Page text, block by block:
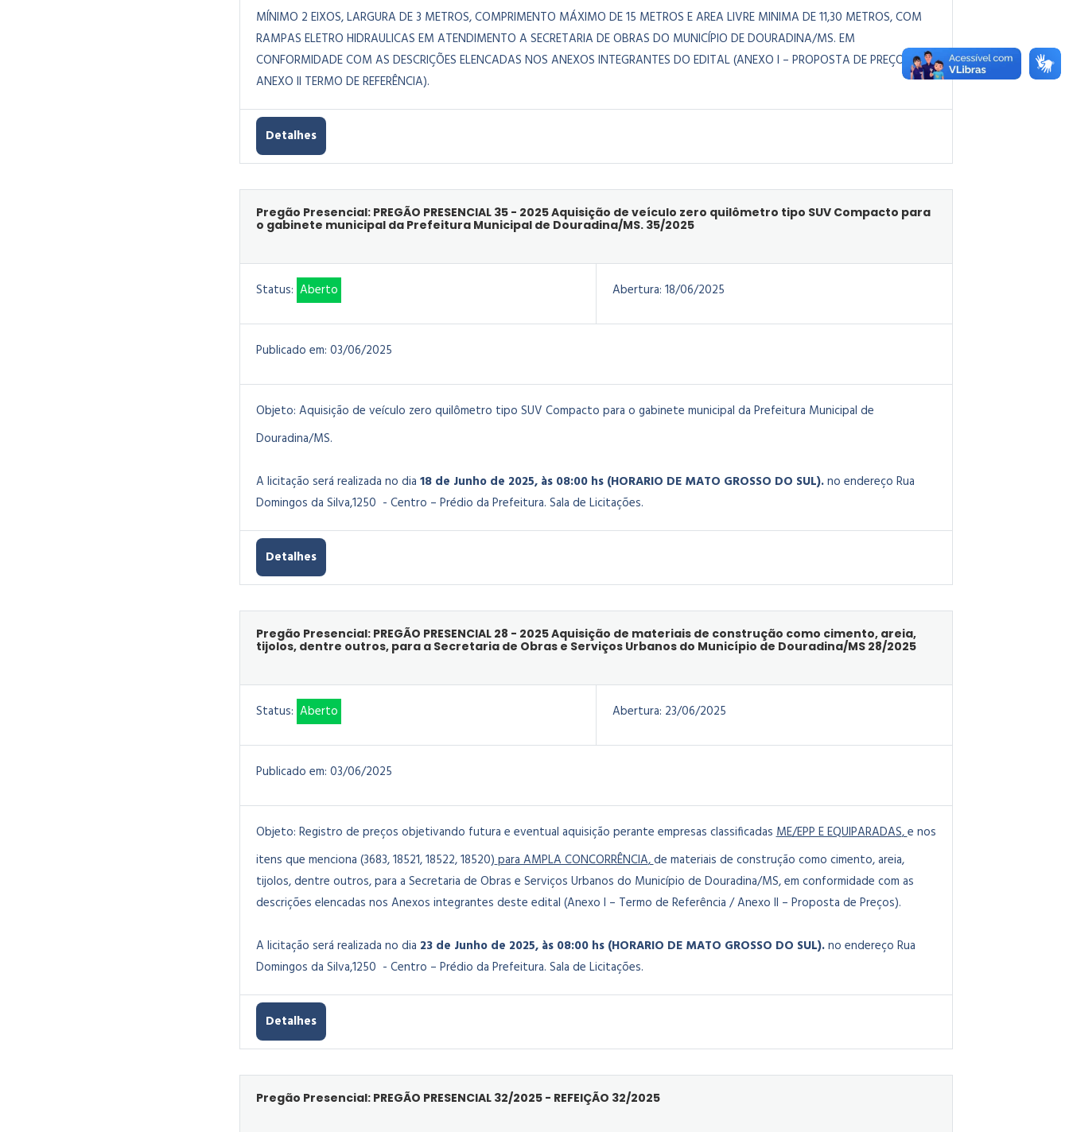
MÍNIMO 2 EIXOS, LARGURA DE 3 METROS, COMPRIMENTO MÁXIMO DE 15 METROS E AREA LIVRE MINIMA DE 11,30 METROS, COM
RAMPAS ELETRO HIDRAULICAS EM ATENDIMENTO A SECRETARIA DE OBRAS DO MUNICÍPIO DE DOURADINA/MS. EM
CONFORMIDADE COM AS DESCRIÇÕES ELENCADAS NOS ANEXOS INTEGRANTES DO EDITAL (ANEXO I – PROPOSTA DE PREÇOS /
ANEXO II TERMO DE REFERÊNCIA).
Detalhes
Pregão Presencial: PREGÃO PRESENCIAL 35 - 2025 Aquisição de veículo zero quilômetro tipo SUV Compacto para
o gabinete municipal da Prefeitura Municipal de Douradina/MS. 35/2025
Status: Aberto Abertura: 18/06/2025
Publicado em: 03/06/2025
Objeto: Aquisição de veículo zero quilômetro tipo SUV Compacto para o gabinete municipal da Prefeitura Municipal de
Douradina/MS.
A licitação será realizada no dia 18 de Junho de 2025, às 08:00 hs (HORARIO DE MATO GROSSO DO SUL).no endereço Rua
Domingos da Silva,1250 - Centro – Prédio da Prefeitura. Sala de Licitações.
Detalhes
Pregão Presencial: PREGÃO PRESENCIAL 28 - 2025 Aquisição de materiais de construção como cimento, areia,
tijolos, dentre outros, para a Secretaria de Obras e Serviços Urbanos do Município de Douradina/MS 28/2025
Status: Aberto Abertura: 23/06/2025
Publicado em: 03/06/2025
Objeto: Registro de preços objetivando futura e eventual aquisição perante empresas classificadasME/EPP E EQUIPARADAS,e nos
itens que menciona (3683, 18521, 18522, 18520)para AMPLA CONCORRÊNCIA,de materiais de construção como cimento, areia,
tijolos, dentre outros, para a Secretaria de Obras e Serviços Urbanos do Município de Douradina/MS, em conformidade com as
descrições elencadas nos Anexos integrantes deste edital (Anexo I – Termo de Referência / Anexo II – Proposta de Preços).
A licitação será realizada no dia 23 de Junho de 2025, às 08:00 hs (HORARIO DE MATO GROSSO DO SUL).no endereço Rua
Domingos da Silva,1250 - Centro – Prédio da Prefeitura. Sala de Licitações.
Detalhes
Pregão Presencial: PREGÃO PRESENCIAL 32/2025 - REFEIÇÃO 32/2025